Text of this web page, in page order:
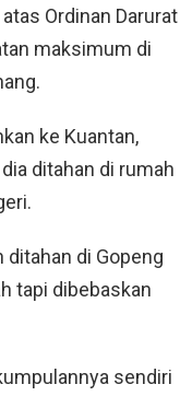
Ordinan Darurat
maksimum di
ke Kuantan,
ditahan di rumah
ditahan di Gopeng
tapi dibebaskan
sendiri